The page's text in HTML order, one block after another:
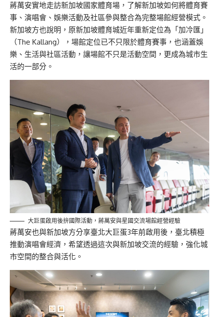
蔣萬安實地走訪新加坡國家體育場，了解新加坡如何將體育賽
事、演唱會、娛樂活動及社區參與整合為完整場館經營模式。
新加坡方也說明，原新加坡體育城近年重新定位為「加冷匯」
（The Kallang），場館定位已不只限於體育賽事，也涵蓋娛
樂、生活與社區活動，讓場館不只是活動空間，更成為城市生
活的一部分。
大巨蛋啟用後拚國際活動，蔣萬安與星國交流場館經營經驗
蔣萬安也與新加坡方分享臺北大巨蛋3年前啟用後，臺北積極
推動演唱會經濟，希望透過這次與新加坡交流的經驗，強化城
市空間的整合與活化。